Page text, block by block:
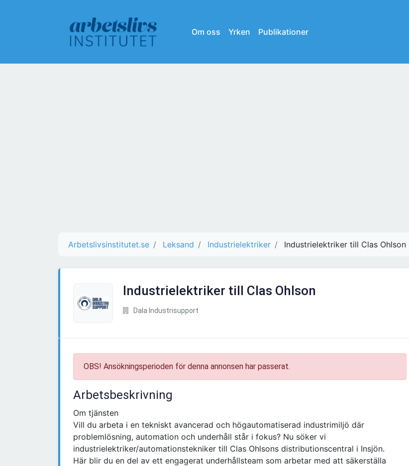
Om oss Yrken Publikationer
Arbetslivsinstitutet.se Leksand Industrielektriker Industrielektriker till Clas Ohlson
Industrielektriker till Clas Ohlson
Dala Industrisupport
OBS! Ansökningsperioden för denna annonsen har passerat.
Arbetsbeskrivning
Om tjänsten
Vill du arbeta i en tekniskt avancerad och högautomatiserad industrimiljö där
problemlösning, automation och underhåll står i fokus? Nu söker vi
industrielektriker/automationstekniker till Clas Ohlsons distributionscentral i Insjön.
Här blir du en del av ett engagerat underhållsteam som arbetar med att säkerställa